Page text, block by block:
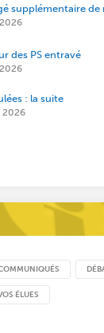
supplémentaire de
des PS entravé
: la suite
2026
ÉLUES